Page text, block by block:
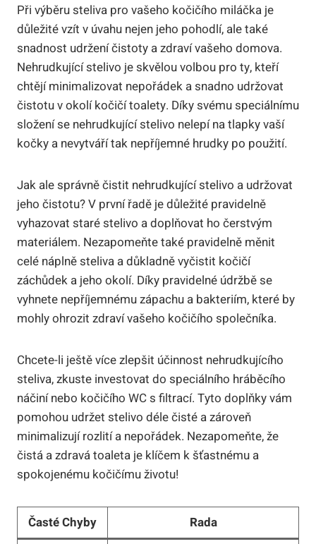
Při výběru steliva pro vašeho kočičího miláčka je
důležité vzít v úvahu nejen jeho pohodlí, ale také
snadnost udržení čistoty a zdraví vašeho domova.
Nehrudkující stelivo je skvělou volbou pro ty, kteří
chtějí minimalizovat nepořádek a snadno udržovat
čistotu v okolí kočičí toalety. Díky svému speciálnímu
složení se nehrudkující stelivo nelepí na tlapky vaší
kočky a nevytváří tak nepříjemné hrudky po použití.
Jak ale správně čistit nehrudkující stelivo a udržovat
jeho čistotu? V první řadě je důležité pravidelně
vyhazovat staré stelivo a doplňovat ho čerstvým
materiálem. Nezapomeňte také pravidelně měnit
celé náplně steliva a důkladně vyčistit kočičí
záchůdek a jeho okolí. Díky pravidelné údržbě se
vyhnete nepříjemnému zápachu a bakteriím, které by
mohly ohrozit zdraví vašeho kočičího společníka.
Chcete-li ještě více zlepšit účinnost nehrudkujícího
steliva, zkuste investovat do speciálního hráběcího
náčiní nebo kočičího WC s filtrací. Tyto doplňky vám
pomohou udržet stelivo déle čisté a zároveň
minimalizují rozlití a nepořádek. Nezapomeňte, že
čistá a zdravá toaleta je klíčem k šťastnému a
spokojenému kočičímu životu!
Časté Chyby
Rada